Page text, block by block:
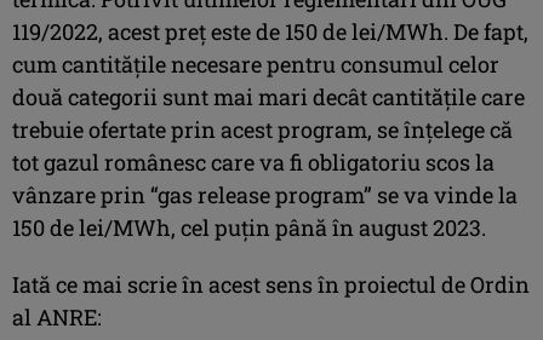
119/2022, acest preț este de 150 de lei/MWh. De fapt,
cum cantitățile necesare pentru consumul celor
două categorii sunt mai mari decât cantitățile care
trebuie ofertate prin acest program, se înțelege că
tot gazul românesc care va fi obligatoriu scos la
vânzare prin “gas release program” se va vinde la
150 de lei/MWh, cel puțin până în august 2023.
Iată ce mai scrie în acest sens în proiectul de Ordin
al ANRE: